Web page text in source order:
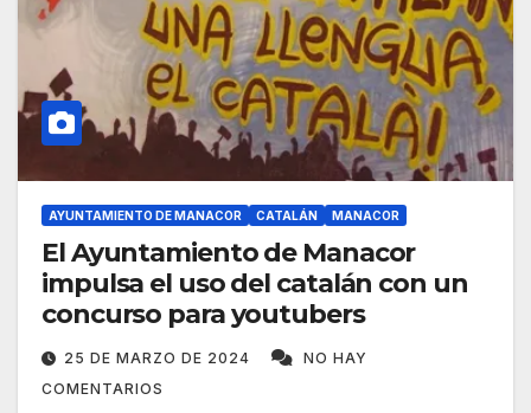
AYUNTAMIENTO DE MANACOR CATALÁN MANACOR
El Ayuntamiento de Manacor
impulsa el uso del catalán con un
concurso para youtubers
25 DE MARZO DE 2024
NO HAY
COMENTARIOS